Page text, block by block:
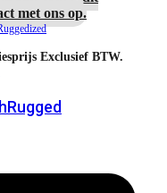
met ons op.
Exclusief BTW.